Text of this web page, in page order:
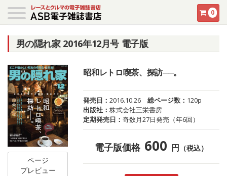
0
男の隠れ家 2016年12月号 電子版
ページ
プレビュー
昭和レトロ喫茶、探訪──。
発売日：2016.10.26 総ページ数： 120p
出版社：株式会社三栄書房
定期発売日：奇数月27日発売（年6回）
電子版価格 600 円 （税込）